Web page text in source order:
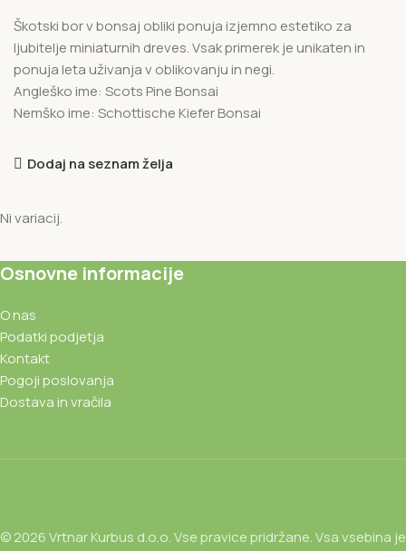
Škotski bor v bonsaj obliki ponuja izjemno estetiko za
ljubitelje miniaturnih dreves. Vsak primerek je unikaten in
ponuja leta uživanja v oblikovanju in negi.
Angleško ime: Scots Pine Bonsai
Nemško ime: Schottische Kiefer Bonsai
Dodaj na seznam želja
Ni variacij.
Osnovne informacije
O nas
Podatki podjetja
Kontakt
Pogoji poslovanja
Dostava in vračila
© 2026 Vrtnar Kurbus d.o.o. Vse pravice pridržane. Vsa vsebina je